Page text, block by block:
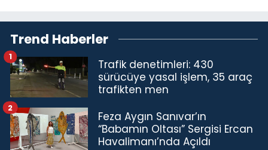
Trend Haberler
Trafik denetimleri: 430
sürücüye yasal işlem, 35 araç
trafikten men
1
Feza Aygın Sanıvar’ın
“Babamın Oltası” Sergisi Ercan
Havalimanı’nda Açıldı
2